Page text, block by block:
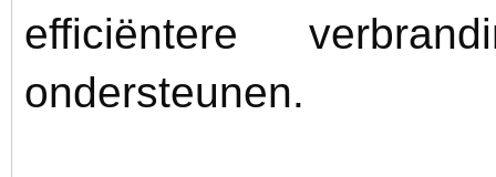
efficiëntere
ondersteunen.